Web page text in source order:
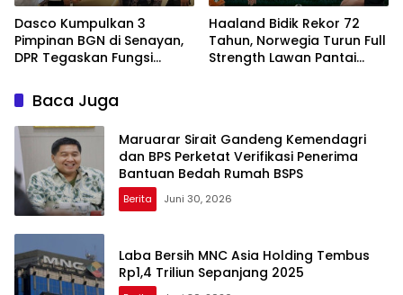
Dasco Kumpulkan 3
Pimpinan BGN di Senayan,
DPR Tegaskan Fungsi
Haaland Bidik Rekor 72
Tahun, Norwegia Turun Full
Strength Lawan Pantai
Baca Juga
Maruarar Sirait Gandeng Kemendagri
dan BPS Perketat Verifikasi Penerima
Bantuan Bedah Rumah BSPS
Berita Juni 30, 2026
Laba Bersih MNC Asia Holding Tembus
Rp1,4 Triliun Sepanjang 2025